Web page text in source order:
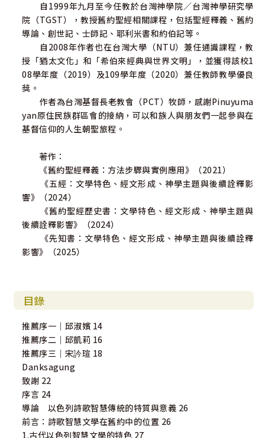
自1999年九月至今任教於台灣神學院／台灣神學研究學
院（TGST），教授舊約聖經相關課程，包括聖經釋義、舊約
導論、創世記、士師記、耶利米書和約伯記等。
自2008年作者也在台灣大學（NTU）兼任通識課程，教
授「猶太文化」和「希伯來經典與世界文明」，並獲得該校1
08學年度（2019）及109學年度（2020）兼任教師教學優良
獎。
作者為台灣基督長老教會（PCT）牧師，感謝Pinuyuma
yan原住民族群區會的接納，可以和族人與朋友們一起參與在
基督信仰的人生朝聖旅程。
著作：
《舊約聖經釋義：方法步驟與實例應用》（2021）
《五經：文學特色、經文形成、神學主題與後續詮釋影
響》（2024）
《舊約聖經歷史書：文學特色、經文形成、神學主題與
後續詮釋影響》（2024）
《先知書：文學特色、經文形成、神學主題與後續詮釋
影響》（2025）
目錄
推薦序一｜邱淑嬪 14
推薦序二｜邱凱莉 16
推薦序三｜宋訡瑄 18
Danksagung
致謝 22
序言 24
導論 以色列詩歌智慧傳統的特質與意義 26
前言：詩歌智慧文學在舊約中的位置 26
1.古代以色列智慧文學的特色 27